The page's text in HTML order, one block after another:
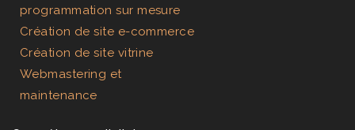
programmation sur mesure
Création de site e-commerce
Création de site vitrine
Webmastering et
maintenance